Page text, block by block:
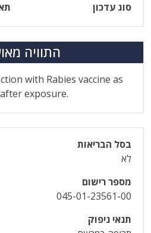
סוג עדכון
התוויה
with Rabies vaccine as
exposure.
בסל הבריאות
לא
מספר רישום
045-01-23561-00
תנאי ניפוק